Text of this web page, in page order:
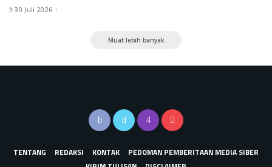
30 Juli 2026
Muat lebih banyak
TENTANG REDAKSI KONTAK
PEDOMAN PEMBERITAAN MEDIA SIBER